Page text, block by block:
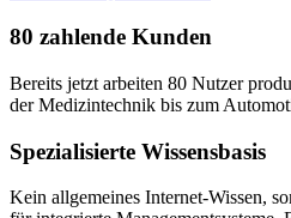
80 zahlende Kunden
Bereits jetzt arbeiten 80 Nutzer
der Medizintechnik bis zum
Spezialisierte Wissensbasis
Kein allgemeines Internet-Wissen,